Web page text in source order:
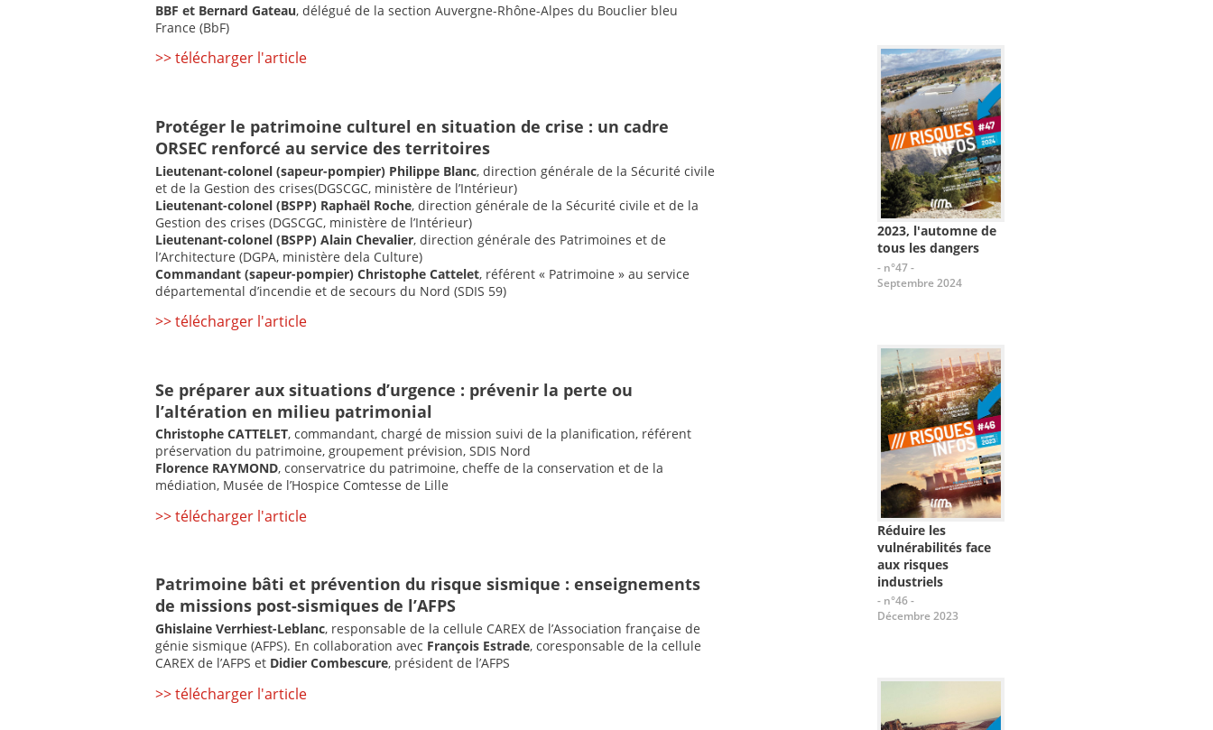
BBF et Bernard Gateau, délégué de la section Auvergne-Rhône-Alpes du Bouclier bleu
France (BbF)
>> télécharger l'article
Protéger le patrimoine culturel en situation de crise : un cadre
ORSEC renforcé au service des territoires
Lieutenant-colonel (sapeur-pompier) Philippe Blanc, direction générale de la Sécurité civile
et de la Gestion des crises(DGSCGC, ministère de l’Intérieur)
Lieutenant-colonel (BSPP) Raphaël Roche, direction générale de la Sécurité civile et de la
Gestion des crises (DGSCGC, ministère de l’Intérieur)
Lieutenant-colonel (BSPP) Alain Chevalier, direction générale des Patrimoines et de
l’Architecture (DGPA, ministère dela Culture)
Commandant (sapeur-pompier) Christophe Cattelet, référent « Patrimoine » au service
départemental d’incendie et de secours du Nord (SDIS 59)
>> télécharger l'article
Se préparer aux situations d’urgence : prévenir la perte ou
l’altération en milieu patrimonial
Christophe CATTELET, commandant, chargé de mission suivi de la planification, référent
préservation du patrimoine, groupement prévision, SDIS Nord
Florence RAYMOND, conservatrice du patrimoine, cheffe de la conservation et de la
médiation, Musée de l’Hospice Comtesse de Lille
>> télécharger l'article
Patrimoine bâti et prévention du risque sismique : enseignements
de missions post-sismiques de l’AFPS
Ghislaine Verrhiest-Leblanc, responsable de la cellule CAREX de l’Association française de
génie sismique (AFPS). En collaboration avec François Estrade, coresponsable de la cellule
CAREX de l’AFPS et Didier Combescure, président de l’AFPS
>> télécharger l'article
2023, l'automne de
tous les dangers
- n°47 -
Septembre 2024
Réduire les
vulnérabilités face
aux risques
industriels
- n°46 -
Décembre 2023